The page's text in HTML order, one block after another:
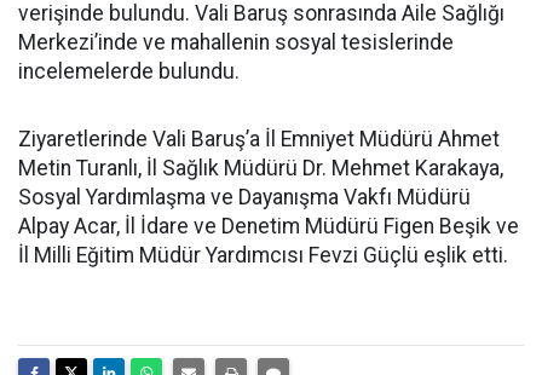
verişinde bulundu. Vali Baruş sonrasında Aile Sağlığı
Merkezi’inde ve mahallenin sosyal tesislerinde
incelemelerde bulundu.
Ziyaretlerinde Vali Baruş’a İl Emniyet Müdürü Ahmet
Metin Turanlı, İl Sağlık Müdürü Dr. Mehmet Karakaya,
Sosyal Yardımlaşma ve Dayanışma Vakfı Müdürü
Alpay Acar, İl İdare ve Denetim Müdürü Figen Beşik ve
İl Milli Eğitim Müdür Yardımcısı Fevzi Güçlü eşlik etti.